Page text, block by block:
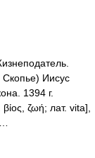
Скопье) Иисус
1394 г.
ζωή; лат. vita],